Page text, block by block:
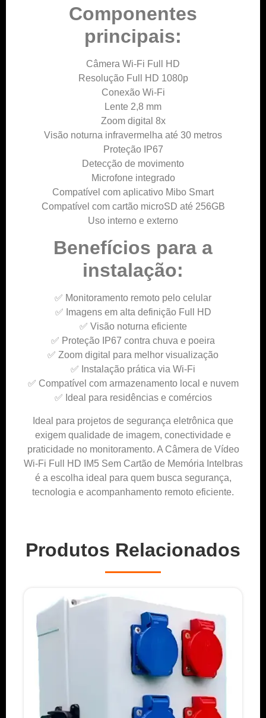
Componentes
principais:
Câmera Wi-Fi Full HD
Resolução Full HD 1080p
Conexão Wi-Fi
Lente 2,8 mm
Zoom digital 8x
Visão noturna infravermelha até 30 metros
Proteção IP67
Detecção de movimento
Microfone integrado
Compatível com aplicativo Mibo Smart
Compatível com cartão microSD até 256GB
Uso interno e externo
Benefícios para a
instalação:
✅ Monitoramento remoto pelo celular
✅ Imagens em alta definição Full HD
✅ Visão noturna eficiente
✅ Proteção IP67 contra chuva e poeira
✅ Zoom digital para melhor visualização
✅ Instalação prática via Wi-Fi
✅ Compatível com armazenamento local e nuvem
✅ Ideal para residências e comércios
Ideal para projetos de segurança eletrônica que
exigem qualidade de imagem, conectividade e
praticidade no monitoramento. A Câmera de Vídeo
Wi-Fi Full HD IM5 Sem Cartão de Memória Intelbras
é a escolha ideal para quem busca segurança,
tecnologia e acompanhamento remoto eficiente.
Produtos Relacionados